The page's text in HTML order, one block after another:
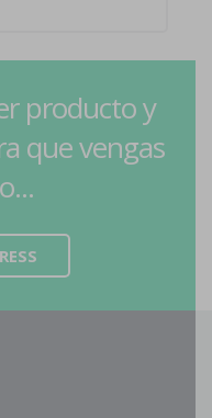
producto y
que vengas